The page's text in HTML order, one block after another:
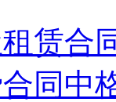
赁合
同中